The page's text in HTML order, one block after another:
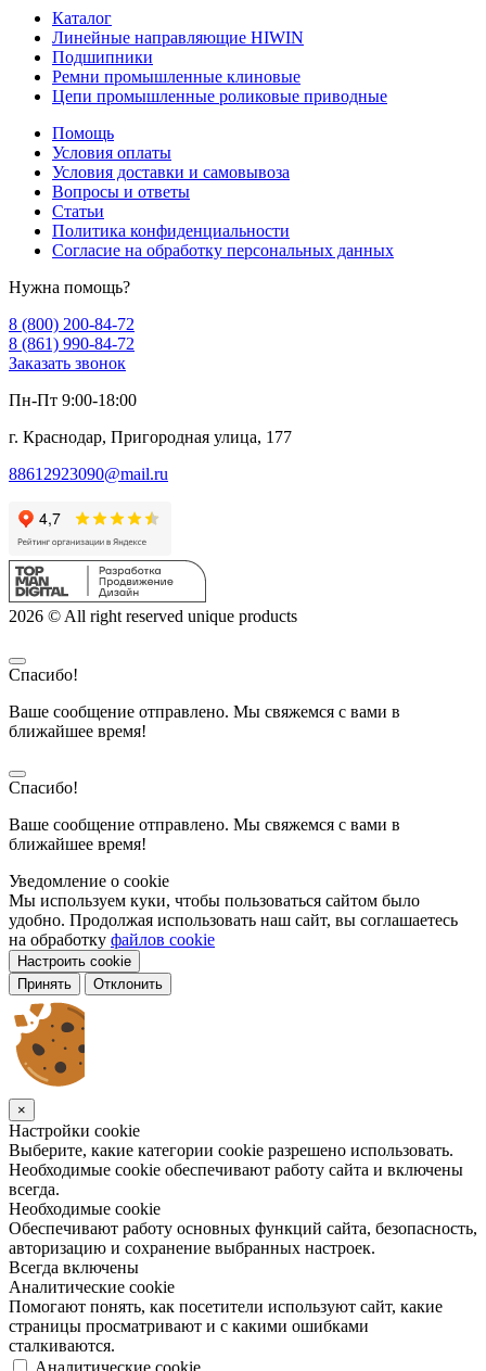
Каталог
Линейные направляющие HIWIN
Подшипники
Ремни промышленные клиновые
Цепи промышленные роликовые приводные
Помощь
Условия оплаты
Условия доставки и самовывоза
Вопросы и ответы
Статьи
Политика конфиденциальности
Согласие на обработку персональных данных
Нужна помощь?
8 (800) 200-84-72
8 (861) 990-84-72
Заказать звонок
Пн-Пт 9:00-18:00
г. Краснодар, Пригородная улица, 177
88612923090@mail.ru
2026 © All right reserved unique products
Спасибо!
Ваше сообщение отправлено. Мы свяжемся с вами в
ближайшее время!
Спасибо!
Ваше сообщение отправлено. Мы свяжемся с вами в
ближайшее время!
Уведомление о cookie
Мы используем куки, чтобы пользоваться сайтом было
удобно. Продолжая использовать наш сайт, вы соглашаетесь
на обработку файлов cookie
Настроить cookie
Принять
Отклонить
×
Настройки cookie
Выберите, какие категории cookie разрешено использовать.
Необходимые cookie обеспечивают работу сайта и включены
всегда.
Необходимые cookie
Обеспечивают работу основных функций сайта, безопасность,
авторизацию и сохранение выбранных настроек.
Всегда включены
Аналитические cookie
Помогают понять, как посетители используют сайт, какие
страницы просматривают и с какими ошибками
сталкиваются.